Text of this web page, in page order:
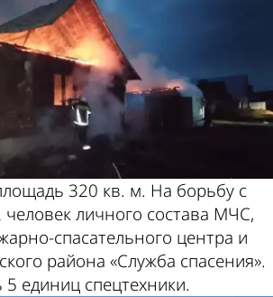
320 кв. м. На борьбу с
личного состава МЧС,
спасательного центра и
района «Служба спасения».
единиц спецтехники.